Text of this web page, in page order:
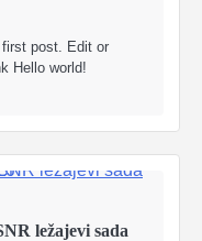
post. Edit or
Hello world!
ležajevi sada